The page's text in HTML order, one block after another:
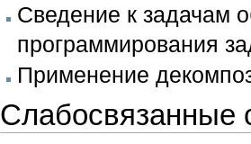
Сведение к задачам
программирования
Применение
Слабосвязанные